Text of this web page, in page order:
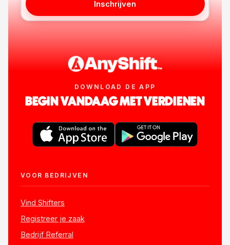
Inschrijven
DOWNLOAD DE APP
BEGIN VANDAAG MET VERDIENEN
VOOR BEDRIJVEN
Vind Shifters
Registreer je zaak
Bedrijf Referral